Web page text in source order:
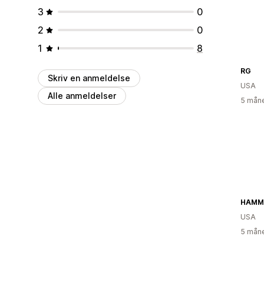
3
0
2
0
1
8
Skriv en anmeldelse
Alle anmeldelser
RG
USA
5
USA
5